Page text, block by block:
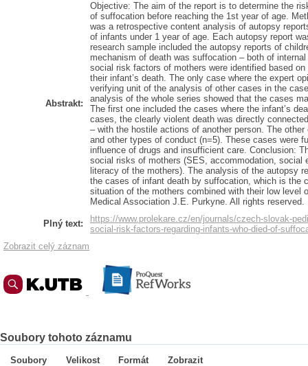
Abstrakt:
Objective: The aim of the report is to determine the
of suffocation before reaching the 1st year of age.
was a retrospective content analysis of autopsy
of infants under 1 year of age. Each autopsy report
research sample included the autopsy reports of
mechanism of death was suffocation – both of
social risk factors of mothers were identified based
their infant’s death. The only case where the expert
verifying unit of the analysis of other cases in the
analysis of the whole series showed that the cases
The first one included the cases where the infant’s
cases, the clearly violent death was directly
– with the hostile actions of another person. The
and other types of conduct (n=5). These cases were
influence of drugs and insufficient care. Conclusion:
social risks of mothers (SES, accommodation, social
literacy of the mothers). The analysis of the autopsy
the cases of infant death by suffocation, which is the
situation of the mothers combined with their low level
Medical Association J.E. Purkyne. All rights reserved.
Plný text:
https://www.prolekare.cz/en/journals/czech-slovak-
social-risk-factors-regarding-infants-who-died-of-
Zobrazit celý záznam
Soubory tohoto záznamu
Soubory Velikost Formát
Zobrazit